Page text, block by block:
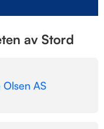
av Stord
AS